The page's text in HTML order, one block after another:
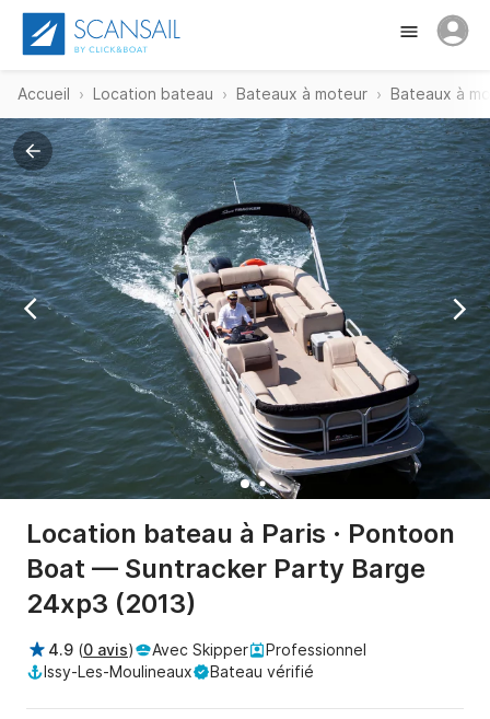
Accueil Location bateau Bateaux à moteur Bateaux à
Location bateau à Paris · Pontoon
Boat — Suntracker Party Barge
24xp3 (2013)
4.9 (0 avis) Avec Skipper
Professionnel
Issy-Les-Moulineaux
Bateau vérifié